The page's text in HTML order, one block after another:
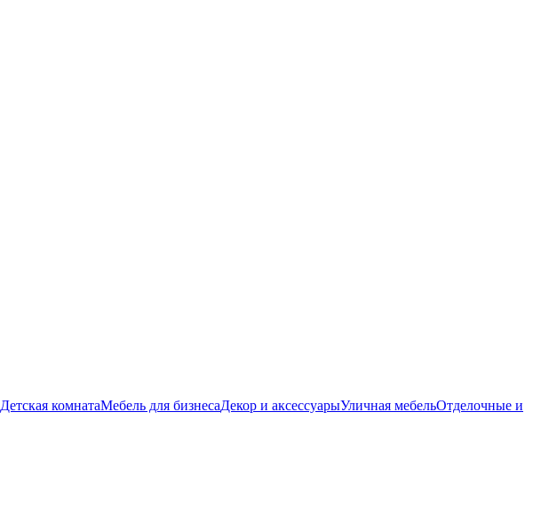
Детская комнатаМебель для бизнесаДекор и аксессуарыУличная мебельОтделочные и